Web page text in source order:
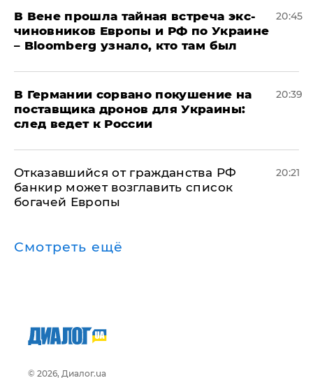
В Вене прошла тайная встреча экс-
чиновников Европы и РФ по Украине
– Bloomberg узнало, кто там был
20:45
​В Германии сорвано покушение на
поставщика дронов для Украины:
след ведет к России
20:39
Отказавшийся от гражданства РФ
банкир может возглавить список
богачей Европы
20:21
Смотреть ещё
© 2026, Диалог.ua